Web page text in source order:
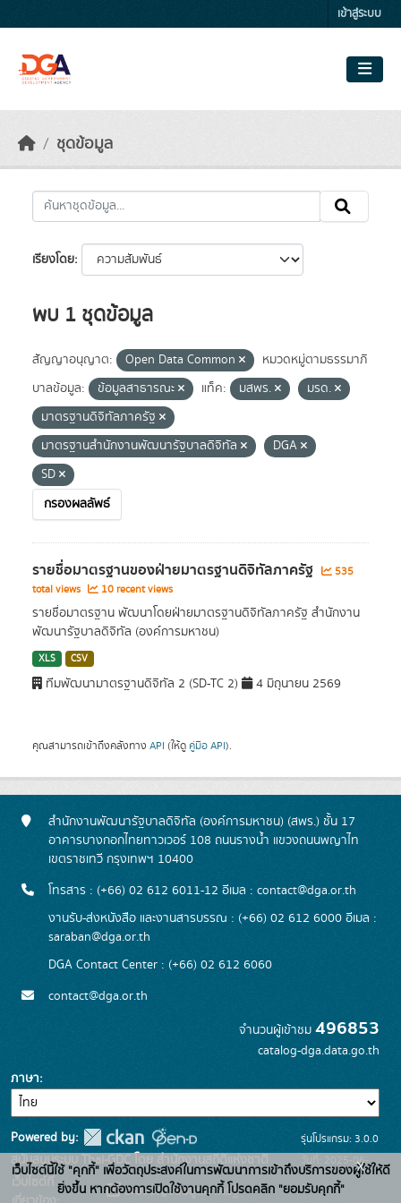
เข้าสู่ระบบ
ชุดข้อมูล
เรียงโดย
พบ 1 ชุดข้อมูล
สัญญาอนุญาต: Open Data Common
หมวดหมู่ตามธรรมาภิ
บาลข้อมูล:
ข้อมูลสาธารณะ แท็ค: มสพร.
มรด.
มาตรฐานดิจิทัลภาครัฐ
มาตรฐานสำนักงานพัฒนารัฐบาลดิจิทัล
DGA
SD
กรองผลลัพธ์
รายชื่อมาตรฐานของฝ่ายมาตรฐานดิจิทัลภาครัฐ
535
total views
10 recent views
รายชื่อมาตรฐาน พัฒนาโดยฝ่ายมาตรฐานดิจิทัลภาครัฐ สำนักงาน
พัฒนารัฐบาลดิจิทัล (องค์การมหาชน)
XLS CSV
ทีมพัฒนามาตรฐานดิจิทัล 2 (SD-TC 2) 4 มิถุนายน 2569
คุณสามารถเข้าถึงคลังทาง API (ให้ดู คู่มือ API).
สำนักงานพัฒนารัฐบาลดิจิทัล (องค์การมหาชน) (สพร.) ชั้น 17
อาคารบางกอกไทยทาวเวอร์ 108 ถนนรางน้ำ แขวงถนนพญาไท
เขตราชเทวี กรุงเทพฯ 10400
โทรสาร : (+66) 02 612 6011-12 อีเมล : contact@dga.or.th
งานรับ-ส่งหนังสือ และงานสารบรรณ : (+66) 02 612 6000 อีเมล :
saraban@dga.or.th
DGA Contact Center : (+66) 02 612 6060
contact@dga.or.th
จำนวนผู้เข้าชม 496853
catalog-dga.data.go.th
ภาษา
Powered by:
สนับสนุนระบบ Thai-GDC โดย สำนักงานสถิติแห่งชาติ
เว็บไซต์ที่
ระบบบัญชีข้อมูลภาครัฐ
รุ่นโปรแกรม: 3.0.0
วันที่: 2025-06-
26
เว็บไซต์นี้ใช้ "คุกกี้" เพื่อวัตถุประสงค์ในการพัฒนาการเข้าถึงบริการของผู้ใช้ให้ดี
ยิ่งขึ้น หากต้องการเปิดใช้งานคุกกี้ โปรดคลิก "ยอมรับคุกกี้"
x